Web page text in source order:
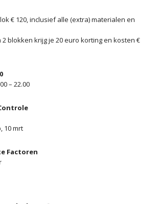
€ 120, inclusief alle (extra) materialen en
2 blokken krijg je 20 euro korting en kosten €
– 22.00
10 mrt
Factoren